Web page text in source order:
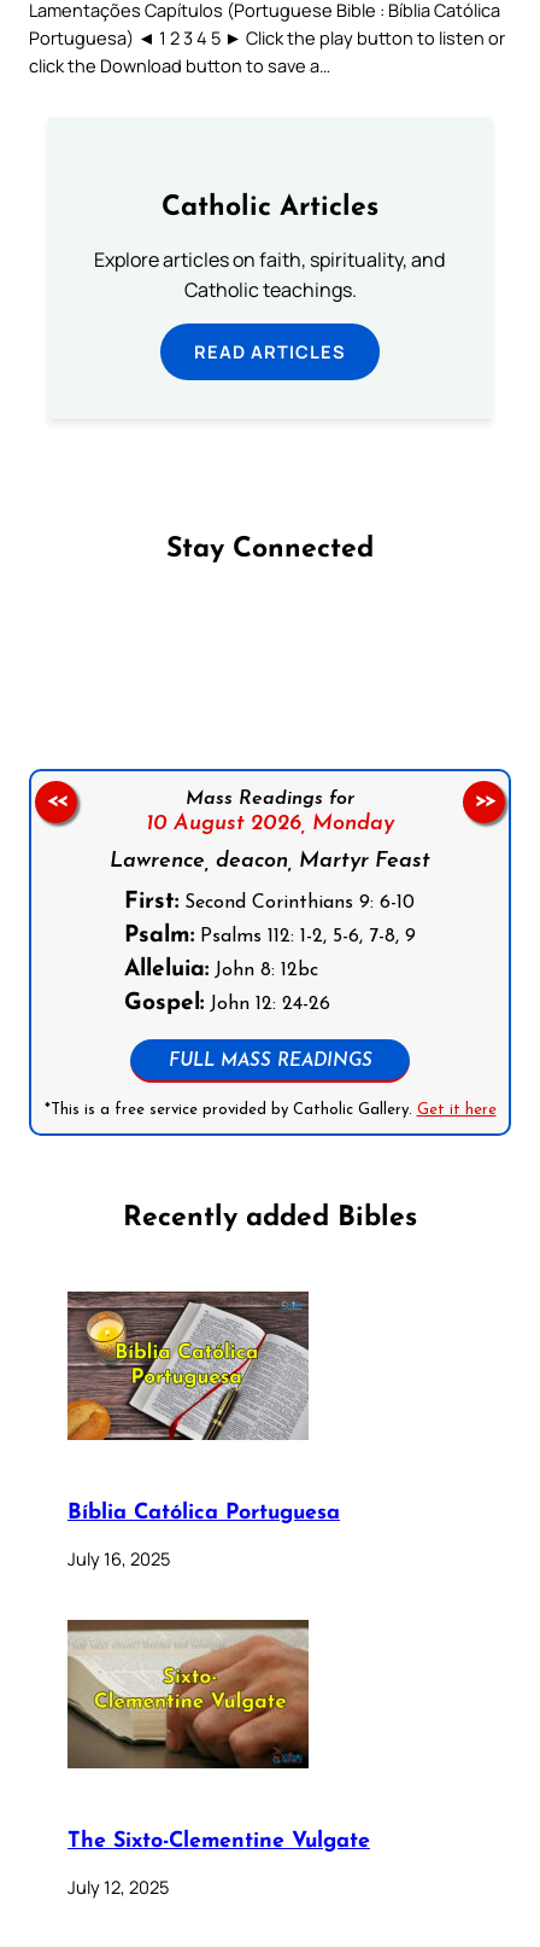
Lamentações Capítulos (Portuguese Bible : Bíblia Católica
Portuguesa) ◄ 1 2 3 4 5 ► Click the play button to listen or
click the Download button to save a…
Catholic Articles
Explore articles on faith, spirituality, and
Catholic teachings.
READ ARTICLES
Stay Connected
Mass Readings for
10 August 2026, Monday
Lawrence, deacon, Martyr Feast
First: Second Corinthians 9: 6-10
Psalm: Psalms 112: 1-2, 5-6, 7-8, 9
Alleluia: John 8: 12bc
Gospel: John 12: 24-26
FULL MASS READINGS
*This is a free service provided by Catholic Gallery. Get it here
<< >>
Recently added Bibles
Bíblia Católica Portuguesa
July 16, 2025
The Sixto-Clementine Vulgate
July 12, 2025